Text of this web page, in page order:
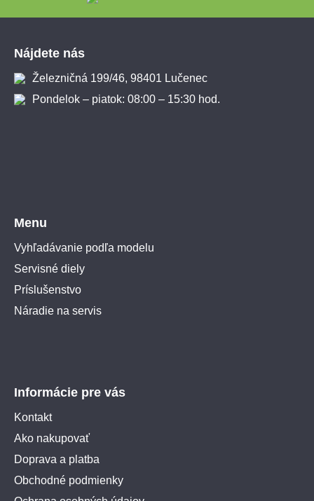
Nájdete nás
Železničná 199/46, 98401 Lučenec
Pondelok – piatok: 08:00 – 15:30 hod.
Menu
Vyhľadávanie podľa modelu
Servisné diely
Príslušenstvo
Náradie na servis
Informácie pre vás
Kontakt
Ako nakupovať
Doprava a platba
Obchodné podmienky